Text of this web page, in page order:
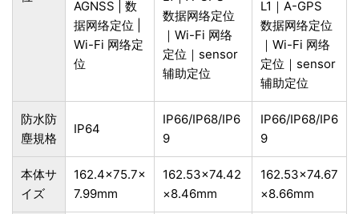
AGNSS | 数
据网络定位 |
Wi-Fi 网络定
位
数据网络定位
｜Wi-Fi 网络
定位｜sensor
辅助定位
L1｜A-GPS
数据网络定位
｜Wi-Fi 网络
定位｜sensor
辅助定位
防水防
塵規格
IP64
IP66/IP68/IP6
9
IP66/IP68/IP6
9
本体サ
イズ
162.4×75.7×
7.99mm
162.53×74.42
×8.46mm
162.53×74.67
×8.66mm